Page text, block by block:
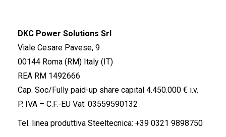
DKC Power Solutions Srl
Viale Cesare Pavese, 9
00144 Roma (RM) Italy (IT)
REA RM 1492666
Cap. Soc/Fully paid-up share capital 4.450.000 € i.v.
P. IVA – C.F.-EU Vat: 03559590132
Tel. linea produttiva Steeltecnica: +39 0321 9898750